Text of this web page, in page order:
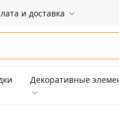
и доставка
Декоративные